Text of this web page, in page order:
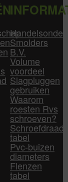
Smolders
B.V.
Volume
voordeel
Slagpluggen
gebruiken
Waarom
roesten Rvs
schroeven?
Schroefdraad
tabel
Pvc-buizen
diameters
Flenzen
tabel